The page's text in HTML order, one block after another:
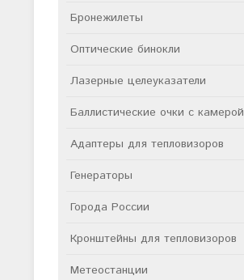
Бронежилеты
Оптические бинокли
Лазерные целеуказатели
Баллистические очки с камерой
Адаптеры для тепловизоров
Генераторы
Города России
Кронштейны для тепловизоров
Метеостанции